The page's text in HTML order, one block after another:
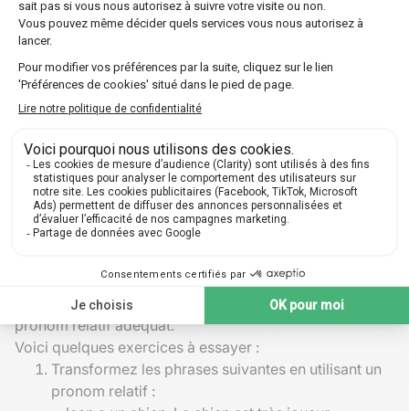
vrai pour les formes composées telles que « lequel », «
laquelle », « lesquels » et « lesquelles ».
Usage précis des prépositions
Certaines prépositions exigent l'emploi de pronoms
spécifiques. Par exemple, après « sur » ou « à », les
doivent être utilisées pour garantir la correction
syntaxique.
Exercices pratiques
Pour renforcer votre compréhension des pronoms
relatifs et leur application, rien de mieux que de
des exercices de réécriture, où vous transformez deux
phrases simples en une phrase complexe utilisant un
pronom relatif adéquat.
Voici quelques exercices à essayer :
Transformez les phrases suivantes en utilisant un
pronom relatif :